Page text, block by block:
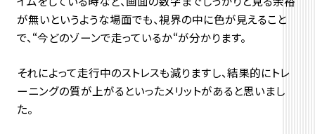
が無いというような場面でも、視界の中に色が見えること
で、“今どのゾーンで走っているか“が分かります。
それによって走行中のストレスも減りますし、結果的にトレ
ーニングの質が上がるといったメリットがあると思いまし
た。